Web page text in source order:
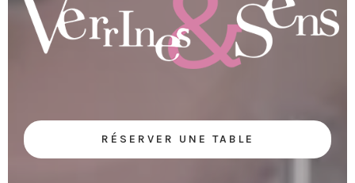
RÉSERVER UNE TABLE
RÉSERVER UNE TABLE